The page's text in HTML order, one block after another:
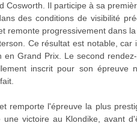
Cosworth. Il participe à sa
des conditions de visibilité
remonte progressivement dans
Ce résultat est notable, car
Grand Prix. Le second
inscrit pour son épreuve
remporte l'épreuve la plus
victoire au Klondike, avant